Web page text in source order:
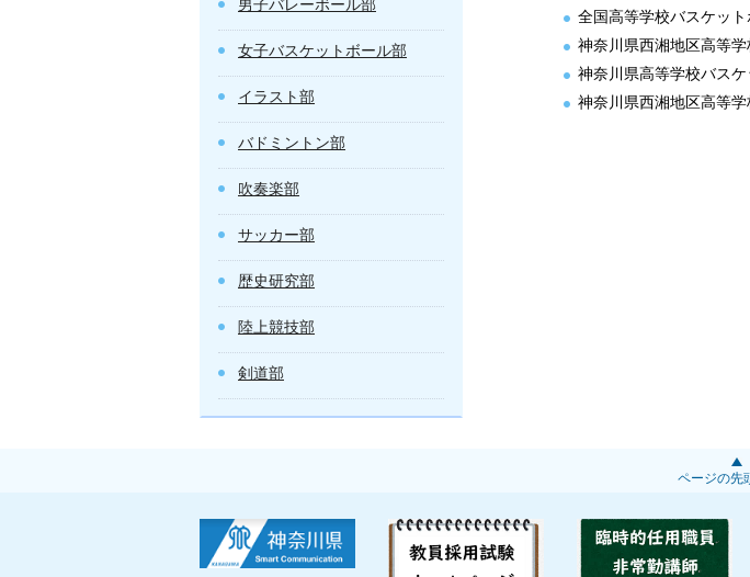
男子バレーボール部
女子バスケットボール部
イラスト部
バドミントン部
吹奏楽部
サッカー部
歴史研究部
陸上競技部
剣道部
全国高等学校バスケッ
神奈川県西湘地区高等
神奈川県高等学校バス
神奈川県西湘地区高等
ページの先